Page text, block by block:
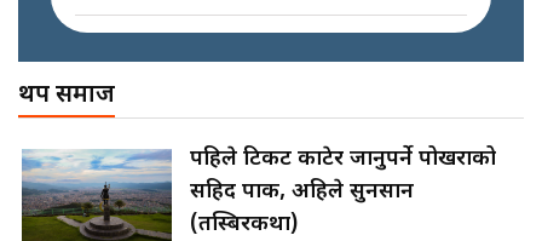
छैन खाली बेड || SIDHAKURA ||
इनड्राइभ || SIDHAKURA ||
राष्ट्रिय सवालमा ९ दल एकजुट ||
Prachanda, Rabi, Gagan Stand
on the Same Page ||
SIDHAKURA ||
SIDHAKURA
पोप्पोको पासोः कमाउने लोभमा घरबार नै
उठिबास | The Dark Side of
थप समाज
पहिले टिकट काटेर जानुपर्ने पोखराको
सहिद पार्क, अहिले सुनसान
(तस्बिरकथा)